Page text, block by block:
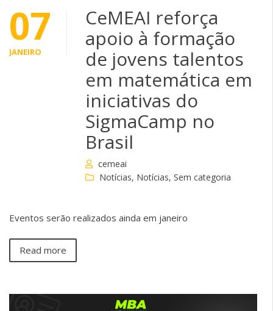
07
JANEIRO
CeMEAI reforça
apoio à formação
de jovens talentos
em matemática em
iniciativas do
SigmaCamp no
Brasil
cemeai
Notícias, Notícias, Sem categoria
Eventos serão realizados ainda em janeiro
Read more